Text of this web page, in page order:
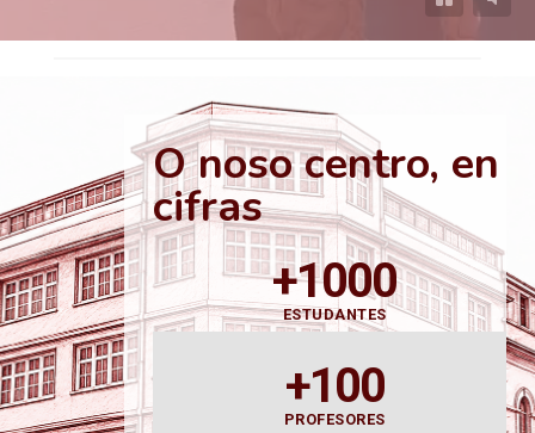
O noso centro, en
cifras
+1000
ESTUDANTES
+100
PROFESORES